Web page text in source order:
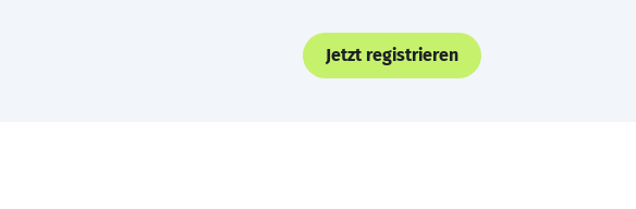
Jetzt registrieren